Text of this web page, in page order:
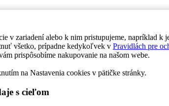
v zariadení alebo k nim pristupujeme, napríklad
všetko, prípadne kedykoľvek v Pravidlách pre
prispôsobíme nakupovanie na našom webe.
na Nastavenia cookies v pätičke stránky.
s cieľom